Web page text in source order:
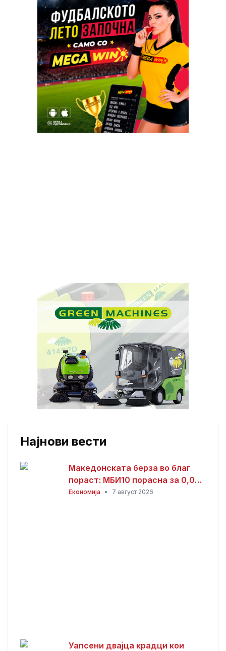
Најнови вести
Македонската берза во благ
пораст: МБИ10 порасна за 0,08
отсто, најтргувани акциите на
Економија • 7 август 2026
Уапсени двајца крадци кои